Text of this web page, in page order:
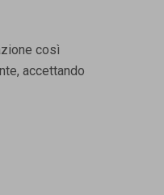
così
accettando